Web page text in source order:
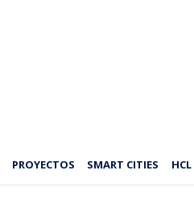
PROYECTOS SMART CITIES HCL